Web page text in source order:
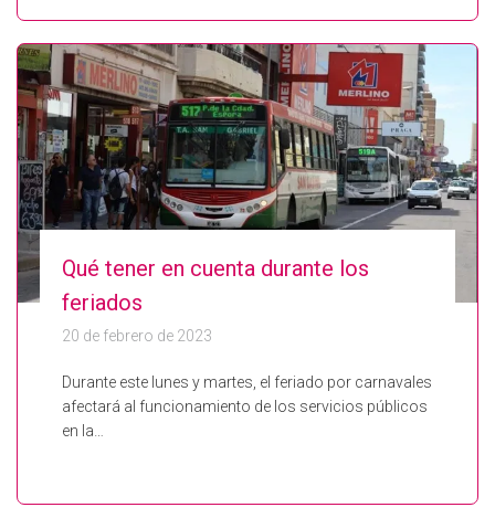
Qué tener en cuenta durante los
feriados
20 de febrero de 2023
Durante este lunes y martes, el feriado por carnavales
afectará al funcionamiento de los servicios públicos
en la…